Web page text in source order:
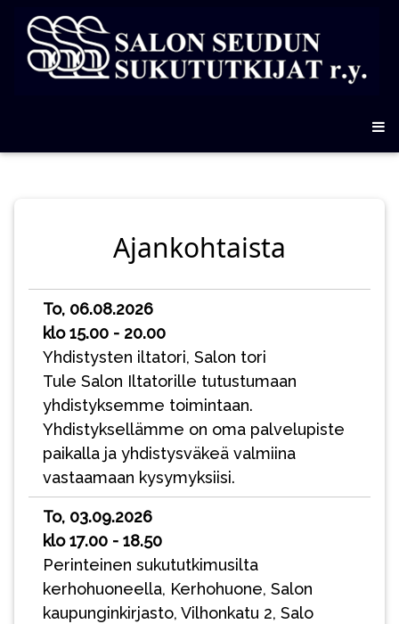
Ajankohtaista
To, 06.08.2026
klo 15.00 - 20.00
Yhdistysten iltatori, Salon tori
Tule Salon Iltatorille tutustumaan
yhdistyksemme toimintaan.
Yhdistyksellämme on oma palvelupiste
paikalla ja yhdistysväkeä valmiina
vastaamaan kysymyksiisi.
To, 03.09.2026
klo 17.00 - 18.50
Perinteinen sukututkimusilta
kerhohuoneella, Kerhohuone, Salon
kaupunginkirjasto, Vilhonkatu 2, Salo